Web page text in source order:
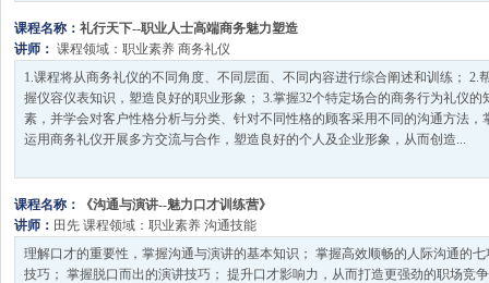
课程名称： 礼行天下--职业人士高端商务魅力塑造
讲师： 课程领域： 职业素养 商务礼仪
1.课程将从商务礼仪的不同角度、不同层面、不同内容进行综合阐述和训练； 2.
握仪容仪表知识，塑造良好的职业形象； 3.掌握32个特定场合的商务行为礼仪
素，并学会对客户性格分析与分类、针对不同性格的顾客采用不同的沟通方法，
运用商务礼仪开展多方交流与合作，塑造良好的个人及企业形象，从而创造...
课程名称：
《沟通与演讲--魅力口才训练营》
讲师： 田先 课程领域： 职业素养 沟通技能
理解口才的重要性，掌握沟通与演讲的基本知识； 掌握高效顺畅的人际沟通的
技巧； 掌握脱口而出的演讲技巧； 提升口才影响力，从而打造更强劲的职场竞